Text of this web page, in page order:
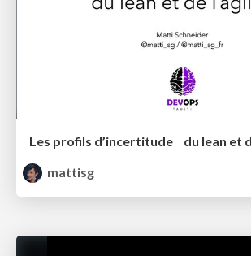
Les profils d’incertitude du lean et
mattisg